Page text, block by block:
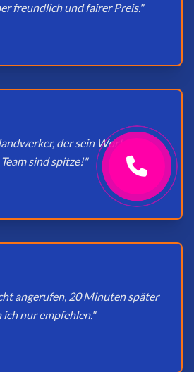
freundlich und fairer Preis."
der sein Wort hält.
sind spitze!"
angerufen, 20 Minuten später
ich nur empfehlen."